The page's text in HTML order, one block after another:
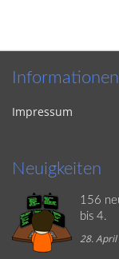
Informationen
Impressum
Neuigkeiten
156
bis 4.
28.